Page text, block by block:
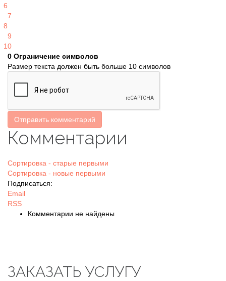
6
7
8
9
10
0 Ограничение символов
Размер текста должен быть больше 10 символов
Отправить комментарий
Комментарии
Сортировка - старые первыми
Сортировка - новые первыми
Подписаться:
Email
RSS
Комментарии не найдены
ЗАКАЗАТЬ УСЛУГУ